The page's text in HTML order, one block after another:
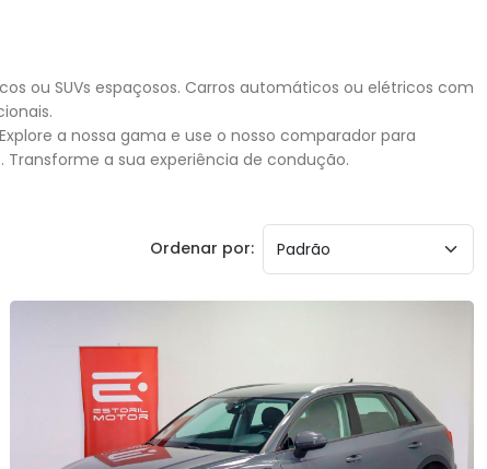
ou SUVs espaçosos. Carros automáticos ou elétricos com
a nossa gama e use o nosso comparador para
Transforme a sua experiência de condução.
Ordenar por: